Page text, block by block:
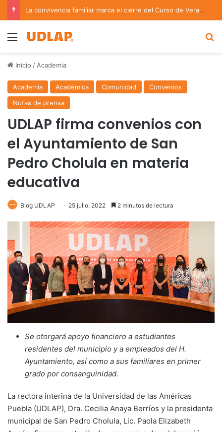
La convivencia familiar marca el cierre del Curso de Verano de Escuelas Aztecas
Menu
Inicio / Academia
Academia Académica Comunidad
Convenios
Notas de prensa
UDLAP firma convenios con
el Ayuntamiento de San
Pedro Cholula en materia
educativa
Blog UDLAP 25 julio, 2022 2 minutos de lectura
Se otorgará apoyo financiero a estudiantes
residentes del municipio y a empleados del H.
Ayuntamiento, así como a sus familiares en primer
grado por consanguinidad.
La rectora interina de la Universidad de las Américas
Puebla (UDLAP), Dra. Cecilia Anaya Berríos y la presidenta
municipal de San Pedro Cholula, Lic. Paola Elizabeth